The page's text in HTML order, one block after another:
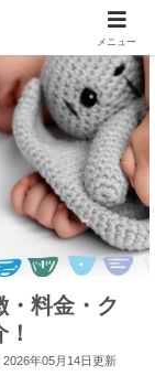
・料金・ク
2026年05月14日更新
メニュー